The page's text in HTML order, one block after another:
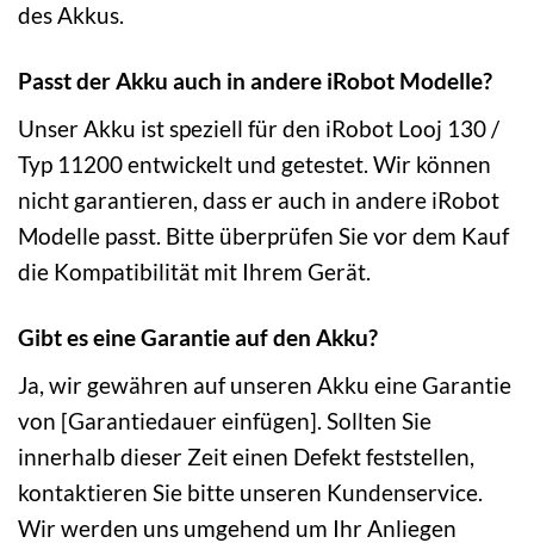
des Akkus.
Passt der Akku auch in andere iRobot Modelle?
Unser Akku ist speziell für den iRobot Looj 130 /
Typ 11200 entwickelt und getestet. Wir können
nicht garantieren, dass er auch in andere iRobot
Modelle passt. Bitte überprüfen Sie vor dem Kauf
die Kompatibilität mit Ihrem Gerät.
Gibt es eine Garantie auf den Akku?
Ja, wir gewähren auf unseren Akku eine Garantie
von [Garantiedauer einfügen]. Sollten Sie
innerhalb dieser Zeit einen Defekt feststellen,
kontaktieren Sie bitte unseren Kundenservice.
Wir werden uns umgehend um Ihr Anliegen